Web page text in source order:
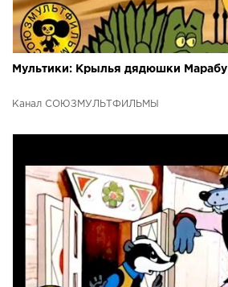
Мультики: Крылья дядюшки Марабу
Канал СОЮЗМУЛЬТФИЛЬМЫ